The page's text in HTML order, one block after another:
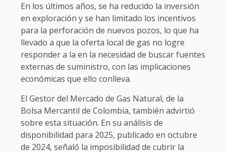
En los últimos años, se ha reducido la inversión
en exploración y se han limitado los incentivos
para la perforación de nuevos pozos, lo que ha
llevado a que la oferta local de gas no logre
responder a la en la necesidad de buscar fuentes
externas de suministro, con las implicaciones
económicas que ello conlleva.
El Gestor del Mercado de Gas Natural, de la
Bolsa Mercantil de Colombia, también advirtió
sobre esta situación. En su análisis de
disponibilidad para 2025, publicado en octubre
de 2024, señaló la imposibilidad de cubrir la